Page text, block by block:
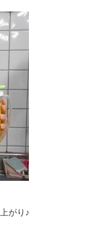
がり♪